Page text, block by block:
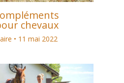
chevaux
• 11 mai 2022